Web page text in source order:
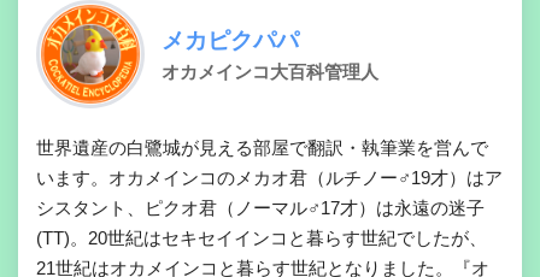
メカピクパパ
オカメインコ大百科管理人
世界遺産の白鷺城が見える部屋で翻訳・執筆業を営んで
います。オカメインコのメカオ君（ルチノー♂19才）はア
シスタント、ピクオ君（ノーマル♂17才）は永遠の迷子
(TT)。20世紀はセキセイインコと暮らす世紀でしたが、
21世紀はオカメインコと暮らす世紀となりました。『オ